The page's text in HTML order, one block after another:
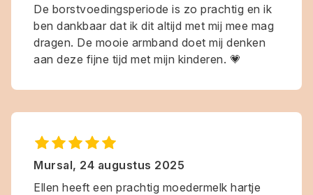
De borstvoedingsperiode is zo prachtig en ik
ben dankbaar dat ik dit altijd met mij mee mag
dragen. De mooie armband doet mij denken
aan deze fijne tijd met mijn kinderen. 💗
Mursal, 24 augustus 2025
Ellen heeft een prachtig moedermelk hartje